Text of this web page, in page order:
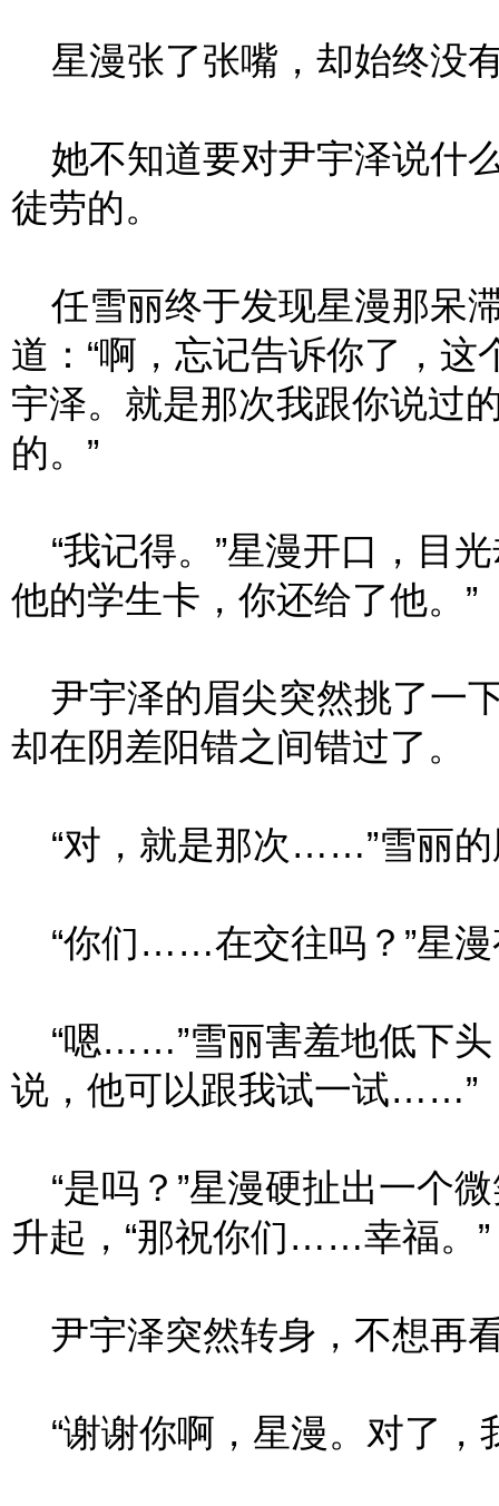
星漫张了张嘴，却始终没
她不知道要对尹宇泽说什
徒劳的。
任雪丽终于发现星漫那呆
道：“啊，忘记告诉你了，
宇泽。就是那次我跟你说过
的。”
“我记得。”星漫开口，目
他的学生卡，你还给了他。”
尹宇泽的眉尖突然挑了一
却在阴差阳错之间错过了。
“对，就是那次……”雪丽的
“你们……在交往吗？”星漫
“嗯……”雪丽害羞地低下
说，他可以跟我试一试……”
“是吗？”星漫硬扯出一个
升起，“那祝你们……幸福。”
尹宇泽突然转身，不想再
“谢谢你啊，星漫。对了